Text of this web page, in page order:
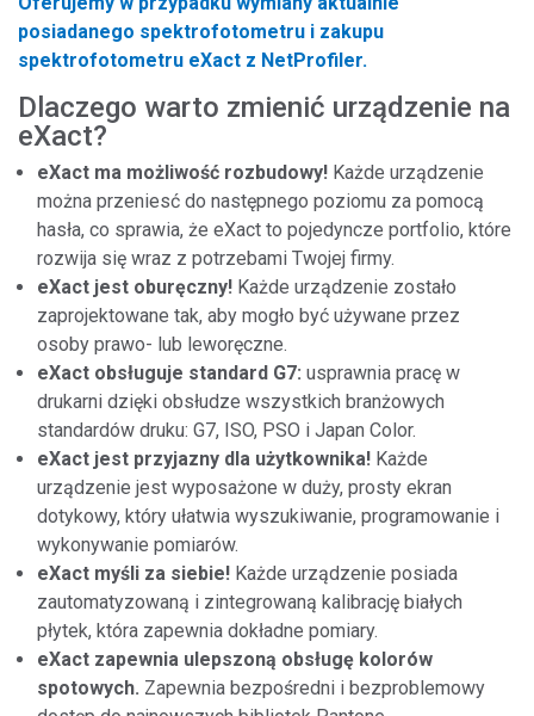
posiadanego spektrofotometru i zakupu
spektrofotometru eXact z NetProfiler.
Dlaczego warto zmienić urządzenie na
eXact?
eXact ma możliwość rozbudowy! Każde urządzenie
można przeniesć do następnego poziomu za pomocą
hasła, co sprawia, że eXact to pojedyncze portfolio, które
rozwija się wraz z potrzebami Twojej firmy.
eXact jest oburęczny! Każde urządzenie zostało
zaprojektowane tak, aby mogło być używane przez
osoby prawo- lub leworęczne.
eXact obsługuje standard G7: usprawnia pracę w
drukarni dzięki obsłudze wszystkich branżowych
standardów druku: G7, ISO, PSO i Japan Color.
eXact jest przyjazny dla użytkownika! Każde
urządzenie jest wyposażone w duży, prosty ekran
dotykowy, który ułatwia wyszukiwanie, programowanie i
wykonywanie pomiarów.
eXact myśli za siebie! Każde urządzenie posiada
zautomatyzowaną i zintegrowaną kalibrację białych
płytek, która zapewnia dokładne pomiary.
eXact zapewnia ulepszoną obsługę kolorów
spotowych. Zapewnia bezpośredni i bezproblemowy